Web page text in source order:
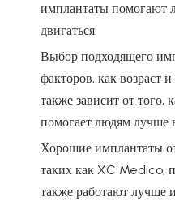
имплантаты помогают
двигаться.
Выбор подходящего
факторов, как возраст
также зависит от того,
помогает людям лучше
Хорошие имплантаты
таких как XC Medico,
также работают лучше